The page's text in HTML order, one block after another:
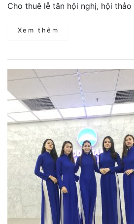
Cho thuê lễ tân hội nghị, hội thảo
Xem thêm